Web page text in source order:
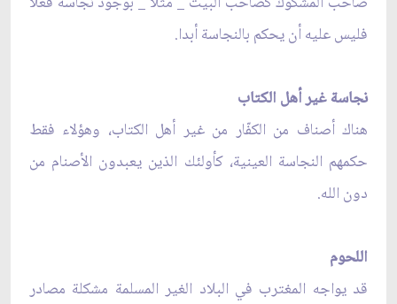
فليس عليه أن يحكم بالنجاسة أبدا.
نجاسة غير أهل الكتاب
هناك أصناف من الكفّار من غير أهل الكتاب، وهؤلاء فقط
حكمهم النجاسة العينية، كأولئك الذين يعبدون الأصنام من
دون الله.
اللحوم
قد يواجه المغترب في البلاد الغير المسلمة مشكلة مصادر